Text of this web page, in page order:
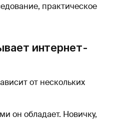
практическое
интернет-
от нескольких
он обладает. Новичку,